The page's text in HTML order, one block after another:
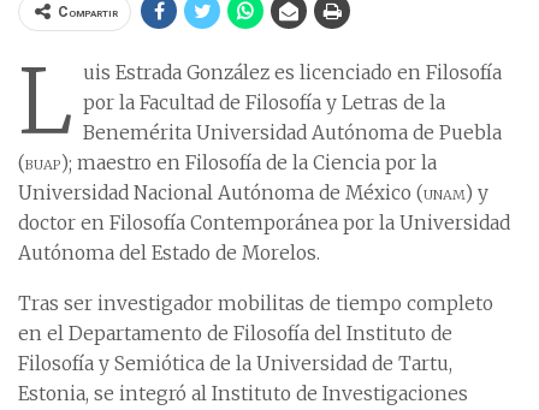
Compartir
L uis Estrada González es licenciado en Filosofía
por la Facultad de Filosofía y Letras de la
Benemérita Universidad Autónoma de Puebla
(buap); maestro en Filosofía de la Ciencia por la
Universidad Nacional Autónoma de México (unam) y
doctor en Filosofía Contemporánea por la Universidad
Autónoma del Estado de Morelos.
Tras ser investigador mobilitas de tiempo completo
en el Departamento de Filosofía del Instituto de
Filosofía y Semiótica de la Universidad de Tartu,
Estonia, se integró al Instituto de Investigaciones